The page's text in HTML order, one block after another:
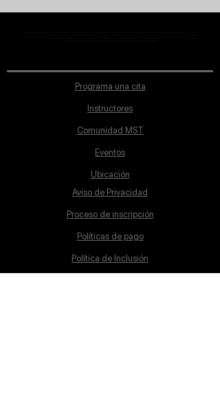
Programa una cita
Instructores
Comunidad MST
Eventos
Ubicación
Aviso de Privacidad
Proceso de inscripción
Políticas de pago
Política de Inclusión